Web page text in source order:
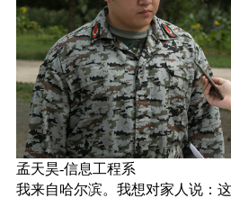
孟天昊-信息工程系
我来自哈尔滨。我想对家人说：